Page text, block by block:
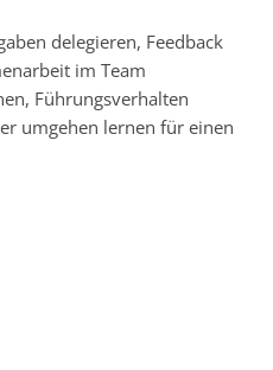
delegieren, Feedback
im Team
Führungsverhalten
umgehen lernen für einen